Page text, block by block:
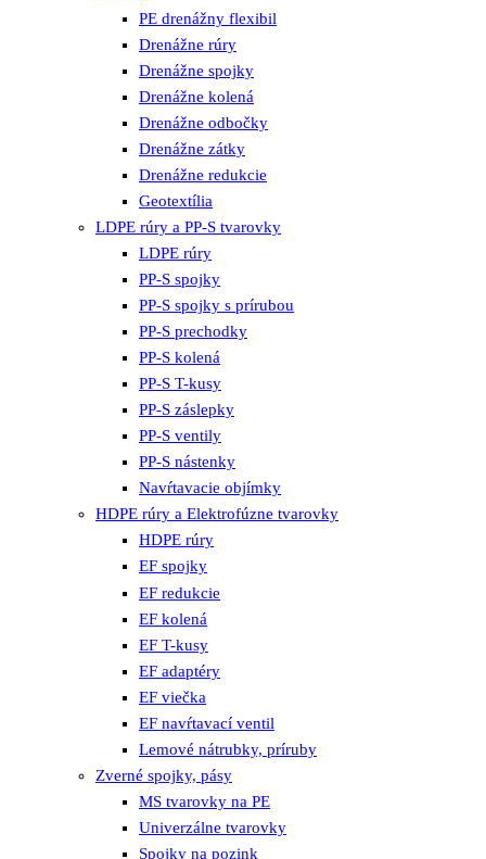
PE drenážny flexibil
Drenážne rúry
Drenážne spojky
Drenážne kolená
Drenážne odbočky
Drenážne zátky
Drenážne redukcie
Geotextília
LDPE rúry a PP-S tvarovky
LDPE rúry
PP-S spojky
PP-S spojky s prírubou
PP-S prechodky
PP-S kolená
PP-S T-kusy
PP-S záslepky
PP-S ventily
PP-S nástenky
Navŕtavacie objímky
HDPE rúry a Elektrofúzne tvarovky
HDPE rúry
EF spojky
EF redukcie
EF kolená
EF T-kusy
EF adaptéry
EF viečka
EF navŕtavací ventil
Lemové nátrubky, príruby
Zverné spojky, pásy
MS tvarovky na PE
Univerzálne tvarovky
Spojky na pozink